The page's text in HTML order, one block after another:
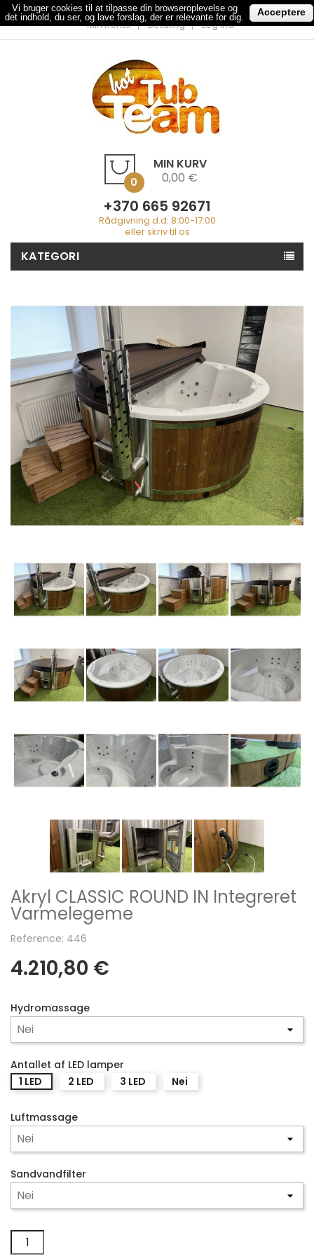
Min Konto Betaling Log Ind
MIN KURV
0 0,00 €
+370 665 92671
Rådgivning d.d. 8:00-17:00
eller skriv til os
KATEGORI
Akryl CLASSIC ROUND IN Integreret
Varmelegeme
Reference: 446
4.210,80 €
Hydromassage
Antallet af LED lamper
1 LED
2 LED 3 LED Nei
Luftmassage
Sandvandfilter
Vi bruger cookies til at tilpasse din browseroplevelse og
det indhold, du ser, og lave forslag, der er relevante for dig.
Acceptere